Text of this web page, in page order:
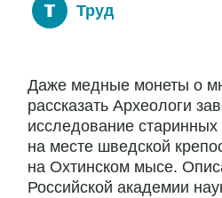
Труд
Даже медные монеты о
рассказать Археологи
исследование
на месте шведской
на Охтинском мысе.
Российской академии